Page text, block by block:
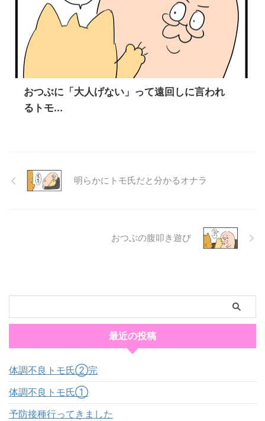
おつぶに「大人げない」って遠回しに言われ
るトモ...
明らかにトモ氏だと分かるオナラ
おつぶの腹叩き遊び
最近の投稿
体調不良トモ氏②完
体調不良トモ氏①
予防接種行ってきました